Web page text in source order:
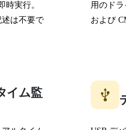
時実行。
は不要で
用のド
および
イム監